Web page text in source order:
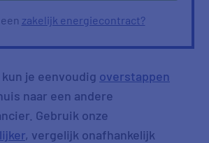
zakelijk energiecontract?
je eenvoudig overstappen
naar een andere
Gebruik onze
, vergelijk onafhankelijk